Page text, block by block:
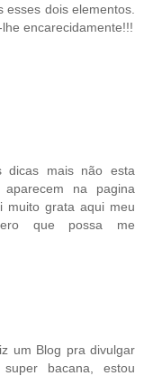
dois elementos.
encarecidamente!!!
dicas mais não esta
na pagina
muito grata aqui meu
que possa me
um Blog pra divulgar
bacana, estou